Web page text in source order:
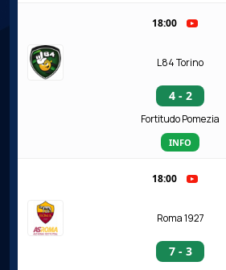
18:00
L84 Torino
4 - 2
Fortitudo Pomezia
INFO
18:00
Roma 1927
7 - 3